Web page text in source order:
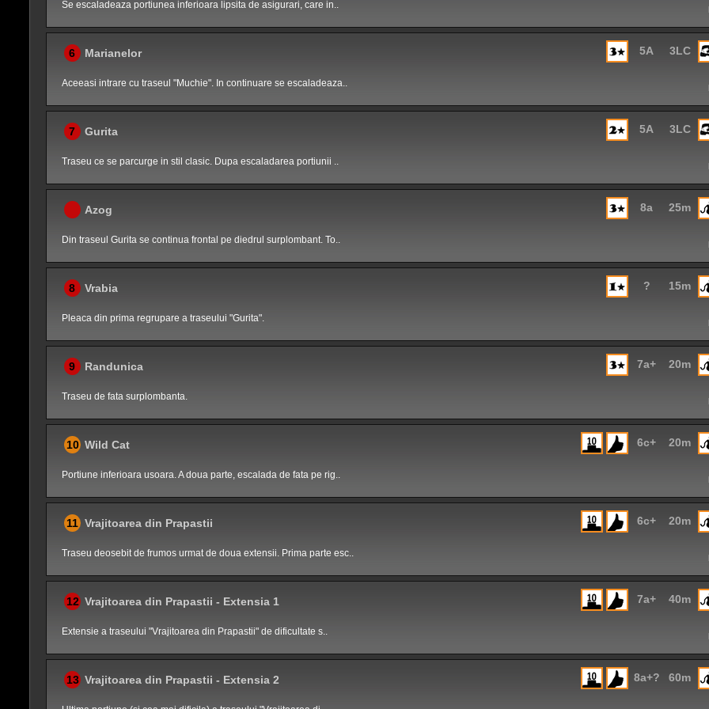
Se escaladeaza portiunea inferioara lipsita de asigurari, care in..
3LC
5A
6 Marianelor
Aceeasi intrare cu traseul "Muchie". In continuare se escaladeaza..
3LC
5A
7 Gurita
Traseu ce se parcurge in stil clasic. Dupa escaladarea portiunii ..
25m
8a
Azog
Din traseul Gurita se continua frontal pe diedrul surplombant. To..
15m
?
8 Vrabia
Pleaca din prima regrupare a traseului "Gurita".
20m
7a+
9 Randunica
Traseu de fata surplombanta.
20m
6c+
10 Wild Cat
Portiune inferioara usoara. A doua parte, escalada de fata pe rig..
20m
6c+
11 Vrajitoarea din Prapastii
Traseu deosebit de frumos urmat de doua extensii. Prima parte esc..
40m
7a+
12 Vrajitoarea din Prapastii - Extensia 1
Extensie a traseului "Vrajitoarea din Prapastii" de dificultate s..
60m
8a+?
13 Vrajitoarea din Prapastii - Extensia 2